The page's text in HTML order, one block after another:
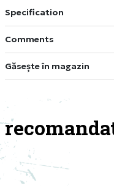
Specification
Comments
Găsește în magazin